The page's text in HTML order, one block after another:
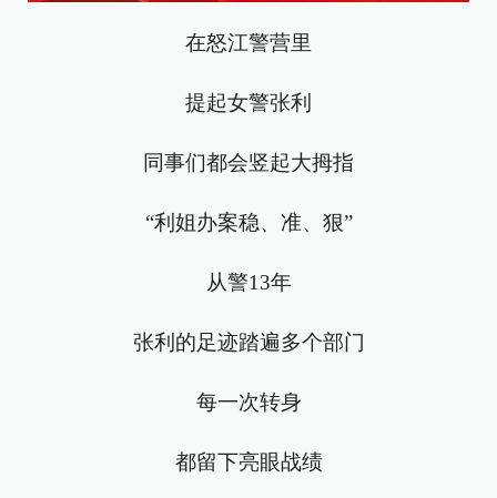
在怒江警营里
提起女警张利
同事们都会竖起大拇指
“利姐办案稳、准、狠”
从警13年
张利的足迹踏遍多个部门
每一次转身
都留下亮眼战绩